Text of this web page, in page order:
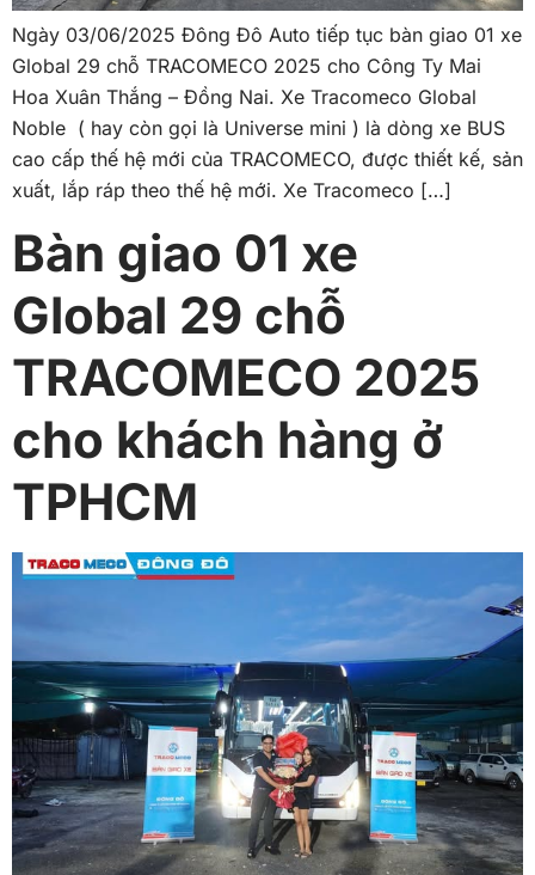
Ngày 03/06/2025 Đông Đô Auto tiếp tục bàn giao 01 xe
Global 29 chỗ TRACOMECO 2025 cho Công Ty Mai
Hoa Xuân Thắng – Đồng Nai. Xe Tracomeco Global
Noble ( hay còn gọi là Universe mini ) là dòng xe BUS
cao cấp thế hệ mới của TRACOMECO, được thiết kế, sản
xuất, lắp ráp theo thế hệ mới. Xe Tracomeco […]
Bàn giao 01 xe
Global 29 chỗ
TRACOMECO 2025
cho khách hàng ở
TPHCM